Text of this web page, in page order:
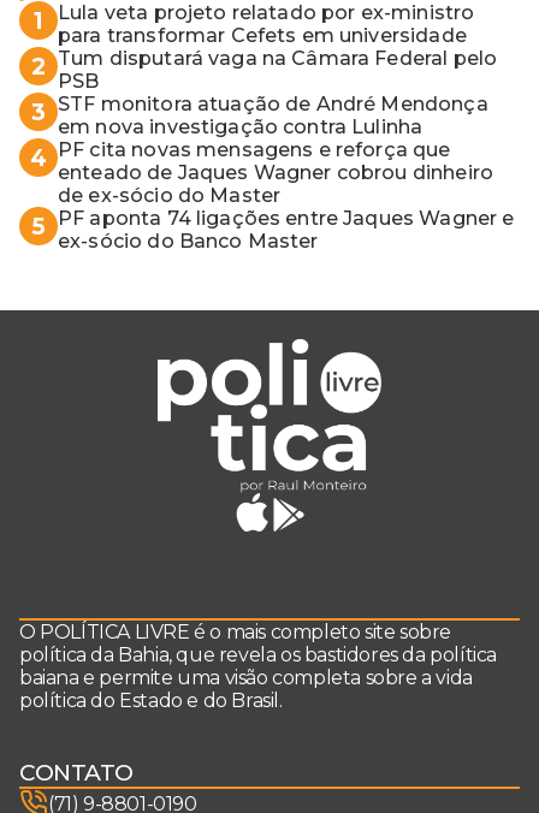
1
Lula veta projeto relatado por ex-ministro
para transformar Cefets em universidade
2
Tum disputará vaga na Câmara Federal pelo
PSB
3
STF monitora atuação de André Mendonça
em nova investigação contra Lulinha
4
PF cita novas mensagens e reforça que
enteado de Jaques Wagner cobrou dinheiro
de ex-sócio do Master
5
PF aponta 74 ligações entre Jaques Wagner e
ex-sócio do Banco Master
O POLÍTICA LIVRE é o mais completo site sobre
política da Bahia, que revela os bastidores da política
baiana e permite uma visão completa sobre a vida
política do Estado e do Brasil.
CONTATO
(71) 9-8801-0190